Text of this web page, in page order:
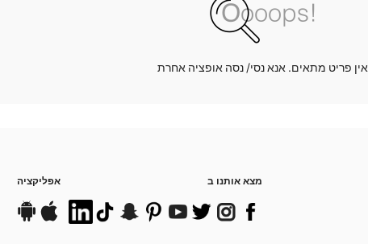
אין פריט מתאים. אנא נסי/ נסה אופציה אחרת
מצא אותנו ב אפליקציה